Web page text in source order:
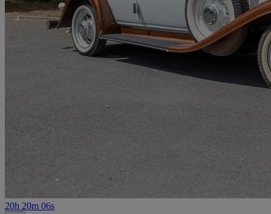
20h 20m 06s